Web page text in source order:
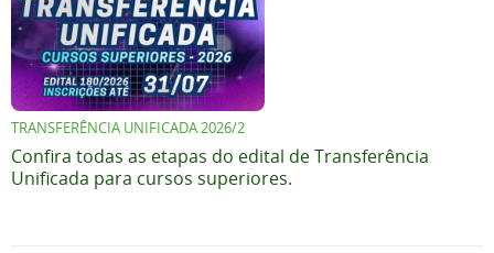
TRANSFERÊNCIA UNIFICADA 2026/2
Confira todas as etapas do edital de Transferência
Unificada para cursos superiores.